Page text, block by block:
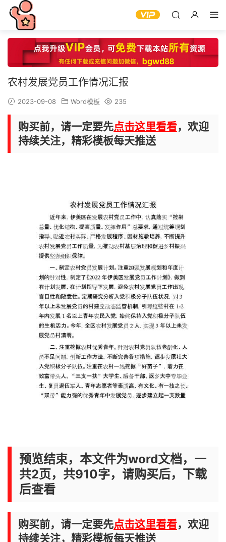
农村发展党员工作情况汇报
2023-09-08 Word模板 235
购买前，请一定要先点击这里看看，欢迎
持续关注，精彩模板每天推送
预览结束，本文件为word文档，一
共2页，共910字，请购买后，下载
后查看
购买前，请一定要先点击这里看看，欢迎
持续关注，精彩模板每天推送